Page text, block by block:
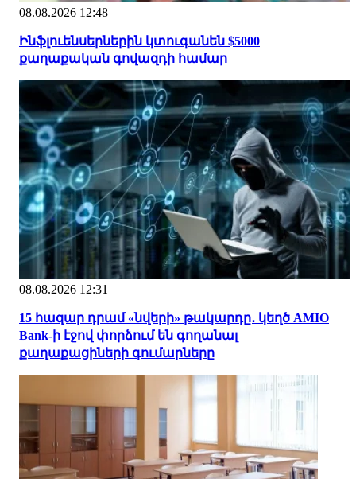
08.08.2026 12:48
Ինֆլուենսերներին կտուգանեն $5000
քաղաքական գովազդի համար
08.08.2026 12:31
15 հազար դրամ «նվերի» թակարդը․ կեղծ AMIO
Bank-ի էջով փորձում են գողանալ
քաղաքացիների գումարները